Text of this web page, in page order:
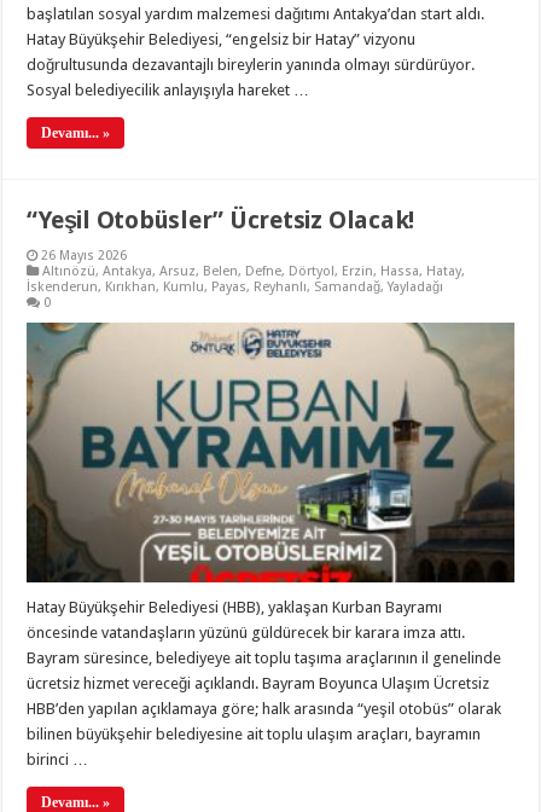
başlatılan sosyal yardım malzemesi dağıtımı Antakya’dan start aldı.
Hatay Büyükşehir Belediyesi, “engelsiz bir Hatay” vizyonu
doğrultusunda dezavantajlı bireylerin yanında olmayı sürdürüyor.
Sosyal belediyecilik anlayışıyla hareket …
Devamı... »
“Yeşil Otobüsler” Ücretsiz Olacak!
26 Mayıs 2026
Altınözü,Antakya,Arsuz, Belen, Defne, Dörtyol, Erzin, Hassa, Hatay,
İskenderun, Kırıkhan, Kumlu, Payas, Reyhanlı, Samandağ,Yayladağı
0
Hatay Büyükşehir Belediyesi (HBB), yaklaşan Kurban Bayramı
öncesinde vatandaşların yüzünü güldürecek bir karara imza attı.
Bayram süresince, belediyeye ait toplu taşıma araçlarının il genelinde
ücretsiz hizmet vereceği açıklandı. Bayram Boyunca Ulaşım Ücretsiz
HBB’den yapılan açıklamaya göre; halk arasında “yeşil otobüs” olarak
bilinen büyükşehir belediyesine ait toplu ulaşım araçları, bayramın
birinci …
Devamı... »